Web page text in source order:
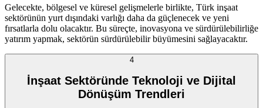
Gelecekte, bölgesel ve küresel gelişmelerle birlikte, Türk inşaat
sektörünün yurt dışındaki varlığı daha da güçlenecek ve yeni
fırsatlarla dolu olacaktır. Bu süreçte, inovasyona ve sürdürülebilirliğe
yatırım yapmak, sektörün sürdürülebilir büyümesini sağlayacaktır.
4
İnşaat Sektöründe Teknoloji ve Dijital
Dönüşüm Trendleri